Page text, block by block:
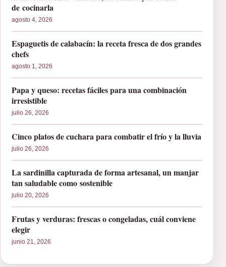
de cocinarla
agosto 4, 2026
Espaguetis de calabacín: la receta fresca de dos grandes
chefs
agosto 1, 2026
Papa y queso: recetas fáciles para una combinación
irresistible
julio 26, 2026
Cinco platos de cuchara para combatir el frío y la lluvia
julio 26, 2026
La sardinilla capturada de forma artesanal, un manjar
tan saludable como sostenible
julio 20, 2026
Frutas y verduras: frescas o congeladas, cuál conviene
elegir
junio 21, 2026